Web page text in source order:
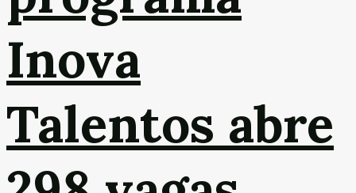
Inova
Talentos abre